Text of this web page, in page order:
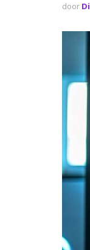
door